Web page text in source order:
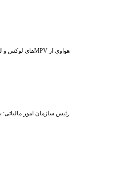
هواوی از MPVهای لوکس و لپ‌تاپ ۷۹۸ گرمی در رویداد ۵ اوت رونمایی کرد
رئیس سازمان امور مالیاتی: